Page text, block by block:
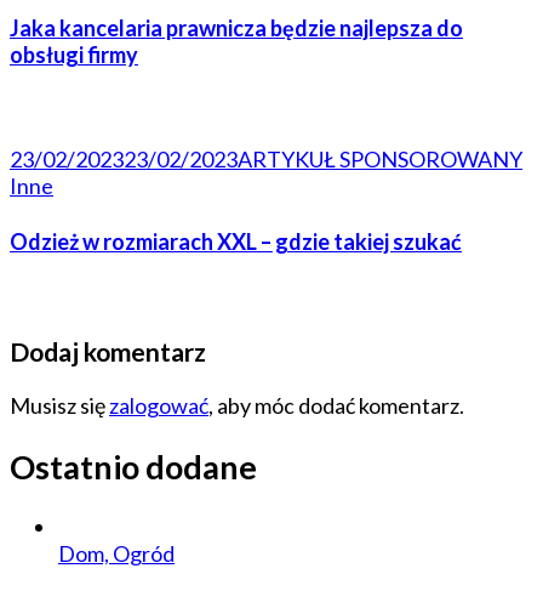
Jaka kancelaria prawnicza będzie najlepsza do
obsługi firmy
23/02/202323/02/2023ARTYKUŁ SPONSOROWANY
Inne
Odzież w rozmiarach XXL – gdzie takiej szukać
Dodaj komentarz
Musisz sięzalogować, aby móc dodać komentarz.
Ostatnio dodane
Dom, Ogród